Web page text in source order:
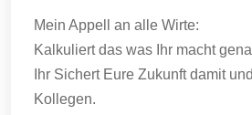
Mein Appell an alle Wirte:
Kalkuliert das was Ihr macht
Ihr Sichert Eure Zukunft damit
Kollegen.